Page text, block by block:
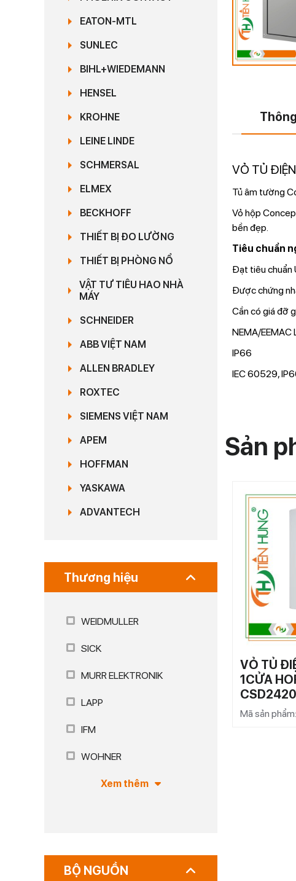
EATON-MTL
SUNLEC
BIHL+WIEDEMANN
HENSEL
KROHNE
LEINE LINDE
SCHMERSAL
ELMEX
BECKHOFF
THIẾT BỊ ĐO LƯỜNG
THIẾT BỊ PHÒNG NỔ
VẬT TƯ TIÊU HAO NHÀ
MÁY
SCHNEIDER
ABB VIỆT NAM
ALLEN BRADLEY
ROXTEC
SIEMENS VIỆT NAM
APEM
HOFFMAN
YASKAWA
ADVANTECH
Thương hiệu
WEIDMULLER
SICK
MURR ELEKTRONIK
LAPP
IFM
WOHNER
Xem thêm
BỘ NGUỒN
VỎ TỦ
Tủ âm tường
Vỏ hộp
bền đẹp.
Tiêu chuẩn
Đạt tiêu chuẩn
Được chứng
Cần có giá đỡ
NEMA/EEMAC
IP66
IEC 60529,
Sản
VỎ TỦ
1CỬA
Mã sản